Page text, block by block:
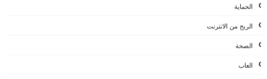
الحماية
الربح من الانترنت
الصحة
العاب